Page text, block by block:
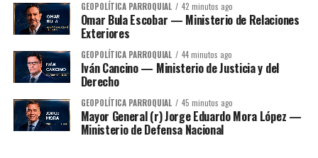
GEOPOLÍTICA PARROQUIAL 42 minutos ago
Omar Bula Escobar — Ministerio de Relaciones
Exteriores
GEOPOLÍTICA PARROQUIAL 44 minutos ago
Iván Cancino — Ministerio de Justicia y del
Derecho
GEOPOLÍTICA PARROQUIAL 45 minutos ago
Mayor General (r) Jorge Eduardo Mora López —
Ministerio de Defensa Nacional